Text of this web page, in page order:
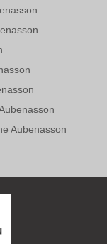
Aubenasson